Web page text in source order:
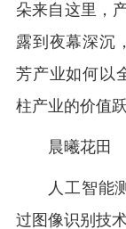
朵来自这里，
露到夜幕深沉
芳产业如何以
柱产业的价值跃
晨曦花田
人工智能
过图像识别技